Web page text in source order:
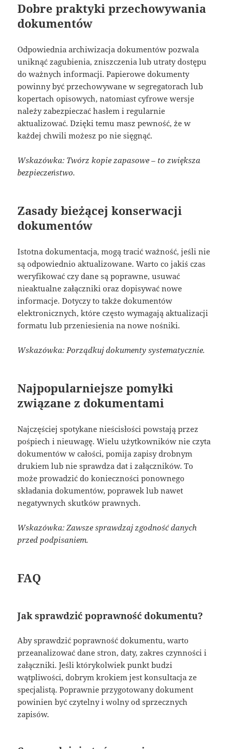
Dobre praktyki przechowywania
dokumentów
Odpowiednia archiwizacja dokumentów pozwala
uniknąć zagubienia, zniszczenia lub utraty dostępu
do ważnych informacji. Papierowe dokumenty
powinny być przechowywane w segregatorach lub
kopertach opisowych, natomiast cyfrowe wersje
należy zabezpieczać hasłem i regularnie
aktualizować. Dzięki temu masz pewność, że w
każdej chwili możesz po nie sięgnąć.
Wskazówka: Twórz kopie zapasowe – to zwiększa
bezpieczeństwo.
Zasady bieżącej konserwacji
dokumentów
Istotna dokumentacja, mogą tracić ważność, jeśli nie
są odpowiednio aktualizowane. Warto co jakiś czas
weryfikować czy dane są poprawne, usuwać
nieaktualne załączniki oraz dopisywać nowe
informacje. Dotyczy to także dokumentów
elektronicznych, które często wymagają aktualizacji
formatu lub przeniesienia na nowe nośniki.
Wskazówka: Porządkuj dokumenty systematycznie.
Najpopularniejsze pomyłki
związane z dokumentami
Najczęściej spotykane nieścisłości powstają przez
pośpiech i nieuwagę. Wielu użytkowników nie czyta
dokumentów w całości, pomija zapisy drobnym
drukiem lub nie sprawdza dat i załączników. To
może prowadzić do konieczności ponownego
składania dokumentów, poprawek lub nawet
negatywnych skutków prawnych.
Wskazówka: Zawsze sprawdzaj zgodność danych
przed podpisaniem.
FAQ
Jak sprawdzić poprawność dokumentu?
Aby sprawdzić poprawność dokumentu, warto
przeanalizować dane stron, daty, zakres czynności i
załączniki. Jeśli którykolwiek punkt budzi
wątpliwości, dobrym krokiem jest konsultacja ze
specjalistą. Poprawnie przygotowany dokument
powinien być czytelny i wolny od sprzecznych
zapisów.